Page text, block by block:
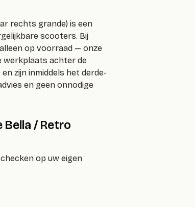
rechts grande) is een
scooters. Bij
op voorraad — onze
werkplaats achter de
zijn inmiddels het derde-
en geen onnodige
/ Retro
op uw eigen